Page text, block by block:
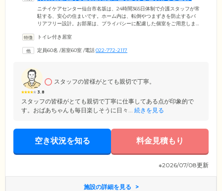
い
ニチイケアセンター仙台市名坂は、24時間365日体制で介護スタッフが常
駐する、安心の住まいです。ホーム内は、転倒やつまずきを防止するバ
リアフリー設計。お部屋は、プライバシーに配慮した個室をご用意しま
スでお使いいただけます。どうぞ第二の我が家として、リラックスして
提供。ほかのご入居者様と一緒に食べることで、食欲増進効果も期待で
トイレ付き居室
定員60名 /居室60室 /電話022-772-2117
3.8
スタッフの皆様がとても親切で丁寧。
スタッフの皆様がとても親切で丁寧に仕事してある点が印象的で
す。おばあちゃんも毎日楽しそうに日々... 続きを見る
空き状況を知る 料金見積もり
※2026/07/08更新
施設の詳細を見る